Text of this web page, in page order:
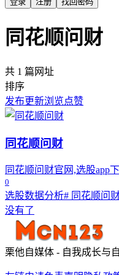
同花顺问财
共 1 篇网址
排序
发布更新浏览点赞
同花顺问财
同花顺问财官网,选股app
0
选股数据分析# 同花顺问
没有了
栗他自媒体 - 自我成长与